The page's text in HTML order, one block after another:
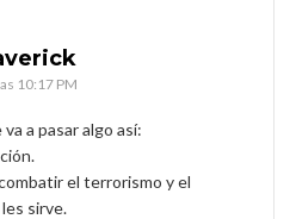
10:17 PM
a pasar algo así:
el terrorismo y el
sirve.